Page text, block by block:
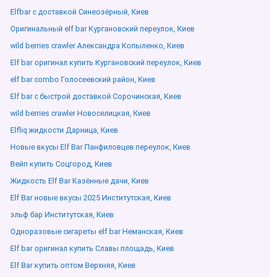
Elfbar с доставкой Синеозёрный, Киев
Оригинальный elf bar Кургановский переулок, Киев
wild berries crawler Александра Копыленко, Киев
Elf bar оригинал купить Кургановский переулок, Киев
elf bar combo Голосеевский район, Киев
Elf bar с быстрой доставкой Сорочинская, Киев
wild berries crawler Новоселицкая, Киев
Elfliq жидкости Дарница, Киев
Новые вкусы Elf Bar Панфиловцев переулок, Киев
Вейп купить Соцгород, Киев
Жидкость Elf Bar Казённые дачи, Киев
Elf Bar новые вкусы 2025 Институтская, Киев
эльф бар Институтская, Киев
Одноразовые сигареты elf bar Неманская, Киев
Elf bar оригинал купить Славы площадь, Киев
Elf Bar купить оптом Верхняя, Киев